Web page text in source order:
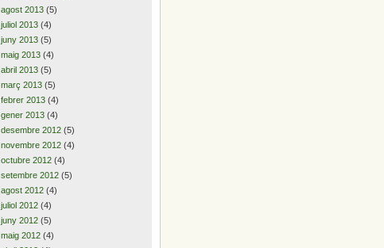
agost 2013 (5)
juliol 2013 (4)
juny 2013 (5)
maig 2013 (4)
abril 2013 (5)
març 2013 (5)
febrer 2013 (4)
gener 2013 (4)
desembre 2012 (5)
novembre 2012 (4)
octubre 2012 (4)
setembre 2012 (5)
agost 2012 (4)
juliol 2012 (4)
juny 2012 (5)
maig 2012 (4)